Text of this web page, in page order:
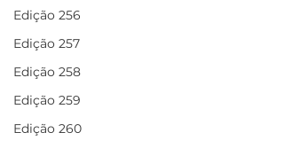
Edição 256
Edição 257
Edição 258
Edição 259
Edição 260